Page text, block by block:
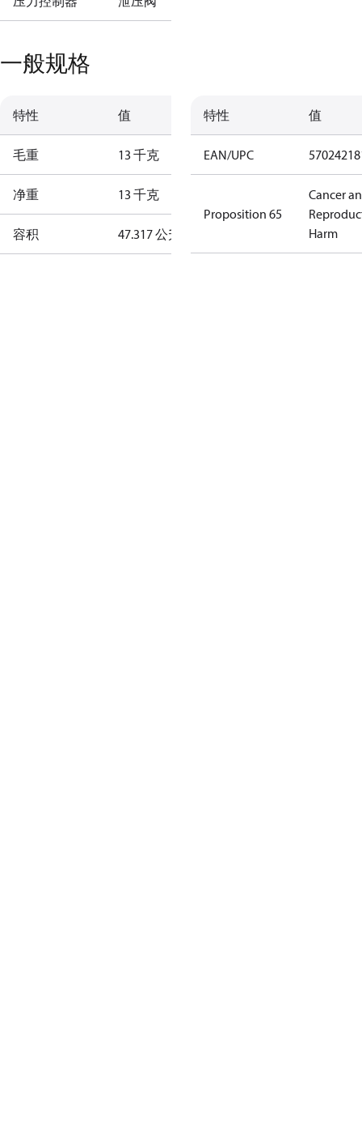
一般规格
特性 值
毛重 13 千克
净重 13 千克
容积 47.317 公升
特性 值
EAN/UPC
Proposition 65
Cancer
Harm